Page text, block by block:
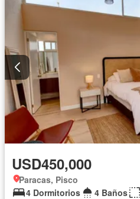
USD450,000
Paracas, Pisco
4 Dormitorios
4 Baños